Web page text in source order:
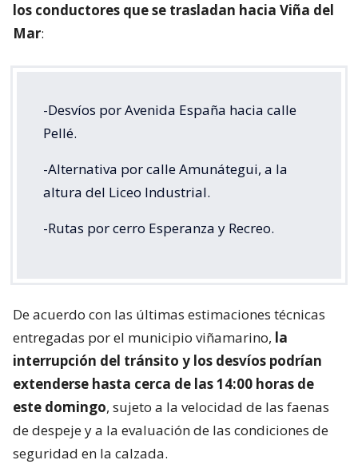
los conductores que se trasladan hacia Viña del
Mar:
-Desvíos por Avenida España hacia calle
Pellé.
-Alternativa por calle Amunátegui, a la
altura del Liceo Industrial.
-Rutas por cerro Esperanza y Recreo.
De acuerdo con las últimas estimaciones técnicas
entregadas por el municipio viñamarino, la
interrupción del tránsito y los desvíos podrían
extenderse hasta cerca de las 14:00 horas de
este domingo, sujeto a la velocidad de las faenas
de despeje y a la evaluación de las condiciones de
seguridad en la calzada.